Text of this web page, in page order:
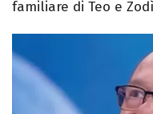
familiare di Teo e